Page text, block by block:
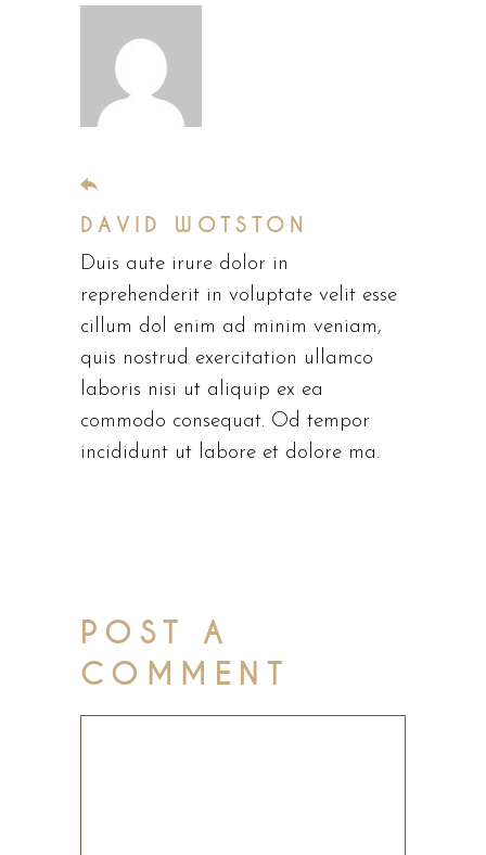
DAVID WOTSTON
Duis aute irure dolor in
reprehenderit in voluptate velit esse
cillum dol enim ad minim veniam,
quis nostrud exercitation ullamco
laboris nisi ut aliquip ex ea
commodo consequat. Od tempor
incididunt ut labore et dolore ma.
POST A
COMMENT